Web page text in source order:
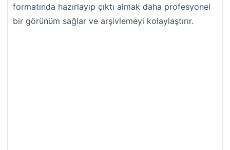
formatında hazırlayıp çıktı almak daha profesyonel
bir görünüm sağlar ve arşivlemeyi kolaylaştırır.